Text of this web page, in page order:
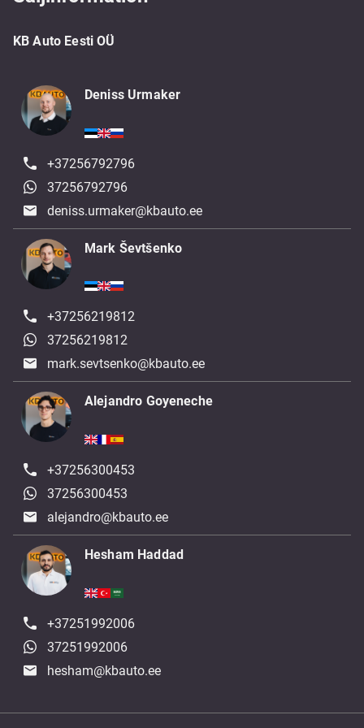
KB Auto Eesti OÜ
Deniss Urmaker
+37256792796
37256792796
deniss.urmaker@kbauto.ee
Mark Ševtšenko
+37256219812
37256219812
mark.sevtsenko@kbauto.ee
Alejandro Goyeneche
+37256300453
37256300453
alejandro@kbauto.ee
Hesham Haddad
+37251992006
37251992006
hesham@kbauto.ee